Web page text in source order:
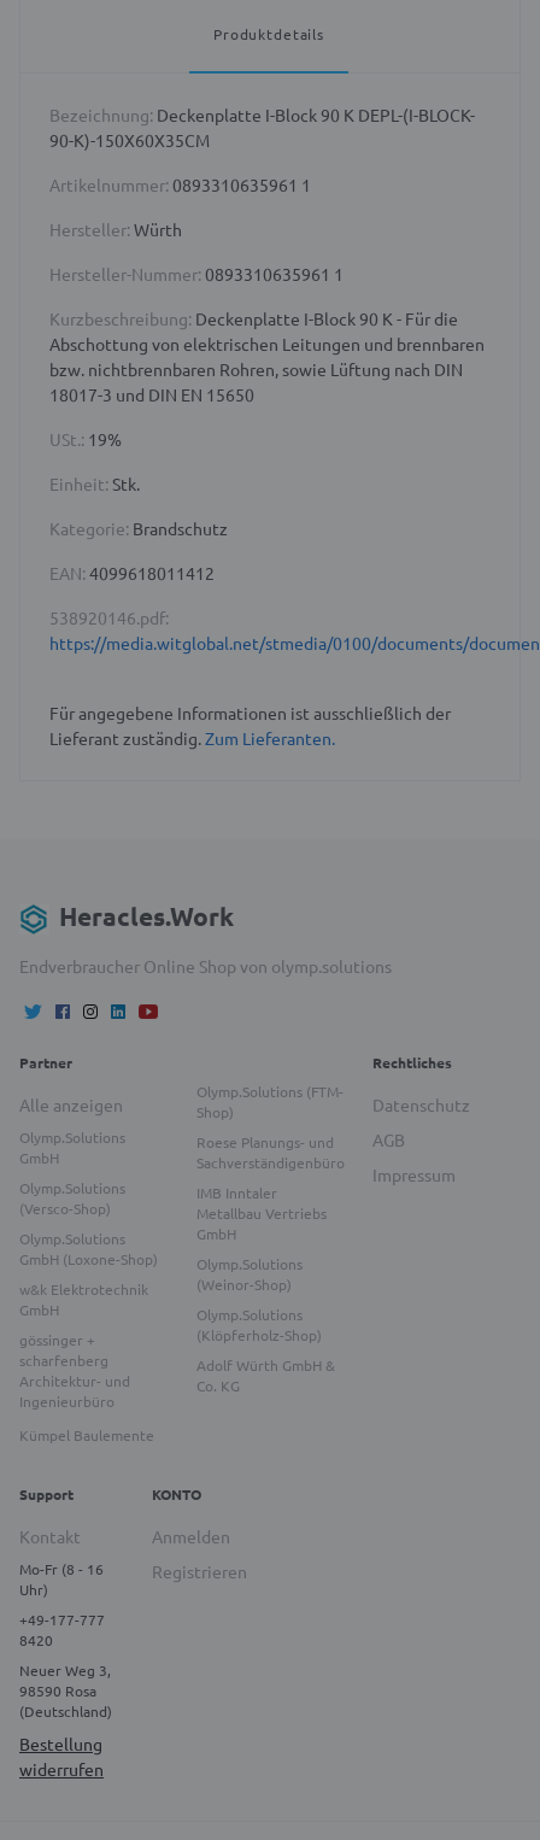
Produktdetails
Bezeichnung: Deckenplatte I-Block 90 K DEPL-(I-BLOCK-
90-K)-150X60X35CM
Artikelnummer: 0893310635961 1
Hersteller: Würth
Hersteller-Nummer: 0893310635961 1
Kurzbeschreibung: Deckenplatte I-Block 90 K - Für die
Abschottung von elektrischen Leitungen und brennbaren
bzw. nichtbrennbaren Rohren, sowie Lüftung nach DIN
18017-3 und DIN EN 15650
USt.: 19%
Einheit: Stk.
Kategorie: Brandschutz
EAN: 4099618011412
538920146.pdf:
https://media.witglobal.net/stmedia/0100/documents/
Für angegebene Informationen ist ausschließlich der
Lieferant zuständig.Zum Lieferanten.
Heracles.Work
Endverbraucher Online Shop von olymp.solutions
Partner
Alle anzeigen
Olymp.Solutions
GmbH
Olymp.Solutions
(Versco-Shop)
Olymp.Solutions
GmbH (Loxone-Shop)
w&k Elektrotechnik
GmbH
gössinger +
scharfenberg
Architektur- und
Ingenieurbüro
Kümpel Baulemente
Olymp.Solutions (FTM-
Shop)
Roese Planungs- und
Sachverständigenbüro
IMB Inntaler
Metallbau Vertriebs
GmbH
Olymp.Solutions
(Weinor-Shop)
Olymp.Solutions
(Klöpferholz-Shop)
Adolf Würth GmbH &
Co. KG
Rechtliches
Datenschutz
AGB
Impressum
Support
Kontakt
Mo-Fr (8 - 16
Uhr)
+49-177-777
8420
Neuer Weg 3,
98590 Rosa
(Deutschland)
Bestellung
widerrufen
KONTO
Anmelden
Registrieren